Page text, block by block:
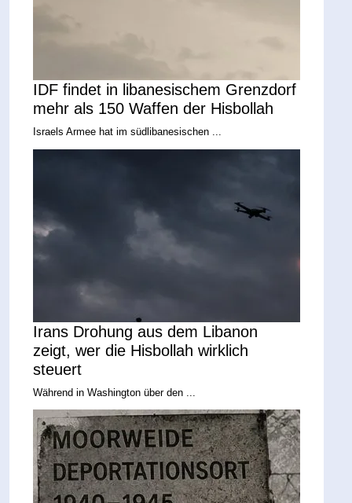
IDF findet in libanesischem Grenzdorf
mehr als 150 Waffen der Hisbollah
Israels Armee hat im südlibanesischen ...
Irans Drohung aus dem Libanon
zeigt, wer die Hisbollah wirklich
steuert
Während in Washington über den ...